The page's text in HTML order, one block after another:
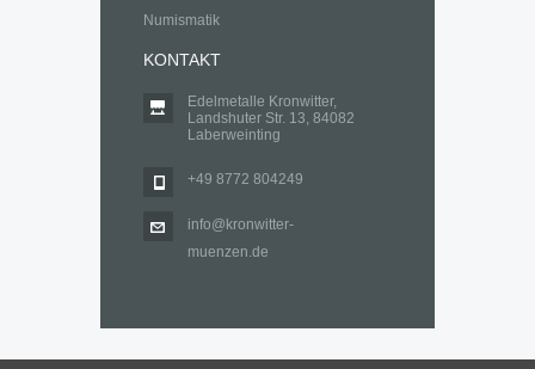
Numismatik
KONTAKT
Edelmetalle Kronwitter,
Landshuter Str. 13, 84082
Laberweinting
+49 8772 804249
info@kronwitter-
muenzen.de